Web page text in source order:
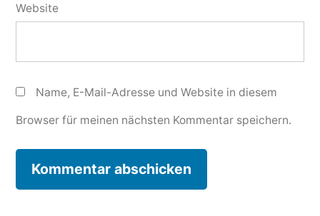
Website
Name, E-Mail-Adresse und Website in diesem
Browser für meinen nächsten Kommentar speichern.